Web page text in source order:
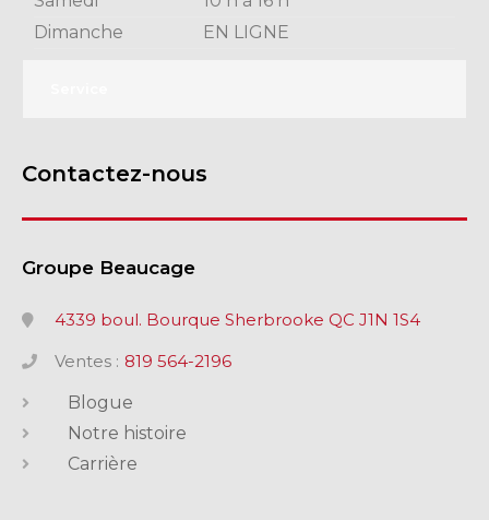
Dimanche
EN LIGNE
Contactez-nous
Groupe Beaucage
4339 boul. Bourque Sherbrooke QC J1N 1S4
Ventes : 819 564-2196
Blogue
Notre histoire
Carrière